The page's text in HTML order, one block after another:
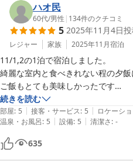
この度は誠にありがとうございま
グランコテージ ベンガルの森
2026-03-10
当施設は、小さなお子様連れの
るよう、客室内や設備の清掃・
ごしいただけたとのことで安心い
無人チェックイン・チェックアウ
きの待ち時間を軽減し、お客様に
在を実現することを目的として導
かりやすいご案内やサポートの強
春から秋にかけまして自社農園で
ので次回はぜひBBQスペースもご
ハオ民
60代/男性 | 134件のクチコミ
5 2025年11月4日
レジャー 家族 2025年11月宿泊
11/1,2の1泊で宿泊しました。
綺麗な室内と食べきれない程の夕
ご飯もとても美味しかったです
焚き火もしっかり出来たので、有
た。
かなりオススメです
改善点をあげるなら、連絡が電話
車は横付けしても、荷物降ろしたら
続きを読む
部屋: 5 | 接客・サービス: 5 | ロケーシ
温泉・お風呂: 5 | 設備: 5 | 清潔さ: -
635